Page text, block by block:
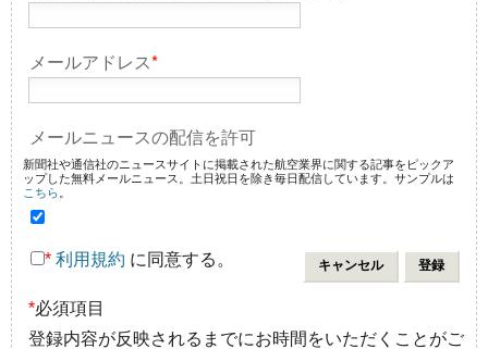
メールアドレス*
メールニュースの配信を許可
新聞社や通信社のニュースサイトに掲載された航空業界に関する記事をピックア
ップした無料メールニュース。土日祝日を除き毎日配信しています。サンプルは
こちら
* 利用規約 に同意する。
*必須項目
登録内容が反映されるまでにお時間をいただくことがご